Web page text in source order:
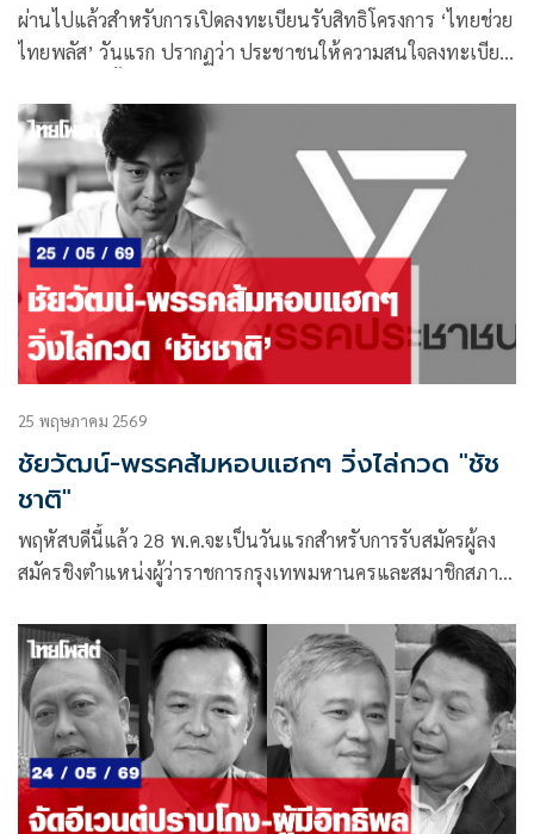
ผ่านไปแล้วสำหรับการเปิดลงทะเบียนรับสิทธิโครงการ ‘ไทยช่วย
ไทยพลัส’ วันแรก ปรากฏว่า ประชาชนให้ความสนใจลงทะเบียน
25 พฤษภาคม 2569
ชัยวัฒน์-พรรคส้มหอบแฮกๆ วิ่งไล่กวด "ชัช
ชาติ"
พฤหัสบดีนี้แล้ว 28 พ.ค.จะเป็นวันแรกสำหรับการรับสมัครผู้ลง
สมัครชิงตำแหน่งผู้ว่าราชการกรุงเทพมหานครและสมาชิกสภา
กีฬาเวสน์ 2 ศูนย์เยาวชนกรุงเทพมหานคร (ไทย-ญี่ปุ่น) และ
เลือกตั้งอาทิตย์ที่ 28 มิ.ย.